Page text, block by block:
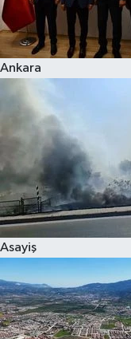
Ankara
Asayiş
Spor
Çocuk
Eğitim
Hava Durumu
Kim kimdir?
Kültür Sanat